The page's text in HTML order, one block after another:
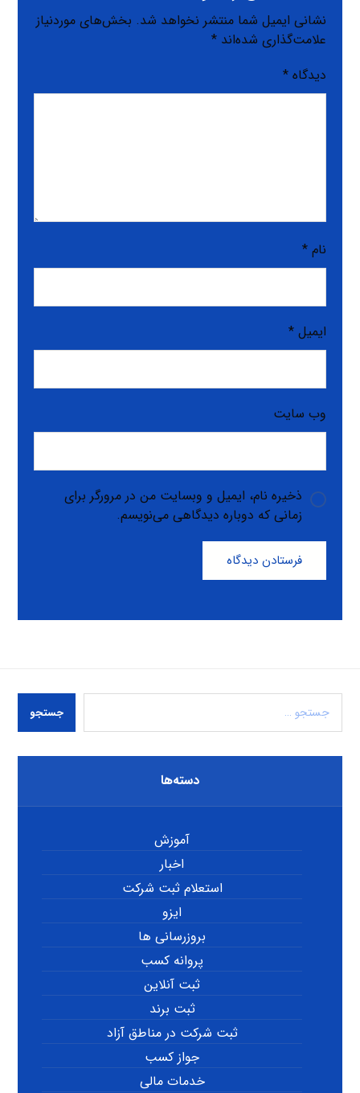
نشانی ایمیل شما منتشر نخواهد شد. بخش‌های موردنیاز
علامت‌گذاری شده‌اند*
دیدگاه*
نام*
ایمیل*
وب‌ سایت
ذخیره نام، ایمیل و وبسایت من در مرورگر برای
زمانی که دوباره دیدگاهی می‌نویسم.
فرستادن دیدگاه
جستجو
دسته‌ها
آموزش
اخبار
استعلام ثبت شرکت
ایزو
بروزرسانی ها
پروانه کسب
ثبت آنلاین
ثبت برند
ثبت شرکت در مناطق آزاد
جواز کسب
خدمات مالی